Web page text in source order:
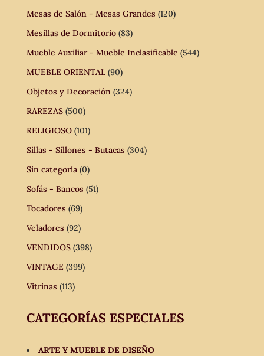
Mesas de Salón - Mesas Grandes (120)
Mesillas de Dormitorio (83)
Mueble Auxiliar - Mueble Inclasificable (544)
MUEBLE ORIENTAL (90)
Objetos y Decoración (324)
RAREZAS (500)
RELIGIOSO (101)
Sillas - Sillones - Butacas (304)
Sin categoría (0)
Sofás - Bancos (51)
Tocadores (69)
Veladores (92)
VENDIDOS (398)
VINTAGE (399)
Vitrinas (113)
CATEGORÍAS ESPECIALES
ARTE Y MUEBLE DE DISEÑO